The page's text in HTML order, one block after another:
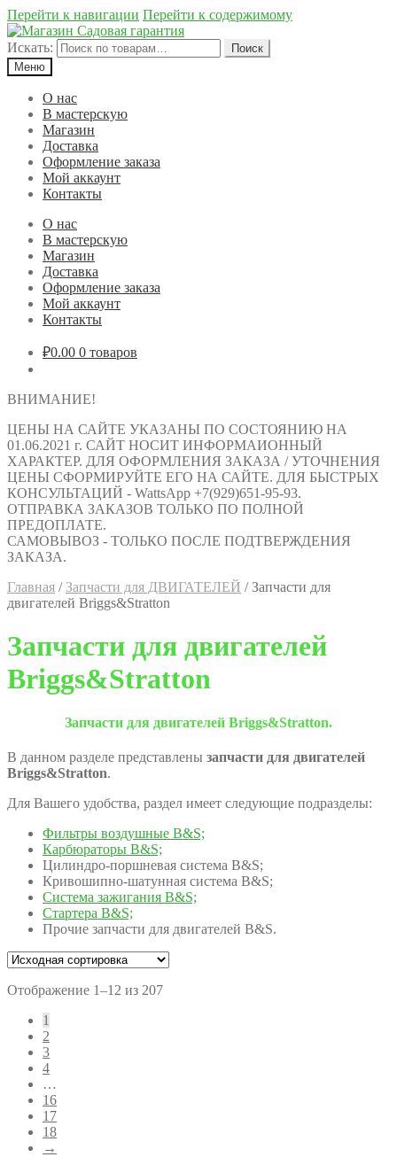
Перейти к навигации Перейти к содержимому
Искать:
Поиск
Меню
О нас
В мастерскую
Магазин
Доставка
Оформление заказа
Мой аккаунт
Контакты
О нас
В мастерскую
Магазин
Доставка
Оформление заказа
Мой аккаунт
Контакты
₽0.00 0 товаров
ВНИМАНИЕ!
ЦЕНЫ НА САЙТЕ УКАЗАНЫ ПО СОСТОЯНИЮ НА
01.06.2021 г. САЙТ НОСИТ ИНФОРМАИОННЫЙ
ХАРАКТЕР. ДЛЯ ОФОРМЛЕНИЯ ЗАКАЗА / УТОЧНЕНИЯ
ЦЕНЫ СФОРМИРУЙТЕ ЕГО НА САЙТЕ. ДЛЯ БЫСТРЫХ
КОНСУЛЬТАЦИЙ - WattsApp +7(929)651-95-93.
ОТПРАВКА ЗАКАЗОВ ТОЛЬКО ПО ПОЛНОЙ
ПРЕДОПЛАТЕ.
САМОВЫВОЗ - ТОЛЬКО ПОСЛЕ ПОДТВЕРЖДЕНИЯ
ЗАКАЗА.
Главная / Запчасти для ДВИГАТЕЛЕЙ /Запчасти для
двигателей Briggs&Stratton
Запчасти для двигателей
Briggs&Stratton
Запчасти для двигателей Briggs&Stratton.
В данном разделе представлены запчасти для двигателей
Briggs&Stratton.
Для Вашего удобства, раздел имеет следующие подразделы:
Фильтры воздушные B&S;
Карбюраторы B&S;
Цилиндро-поршневая система B&S;
Кривошипно-шатунная система B&S;
Система зажигания B&S;
Стартера B&S;
Прочие запчасти для двигателей B&S.
Отображение 1–12 из 207
1
2
3
4
…
16
17
18
→